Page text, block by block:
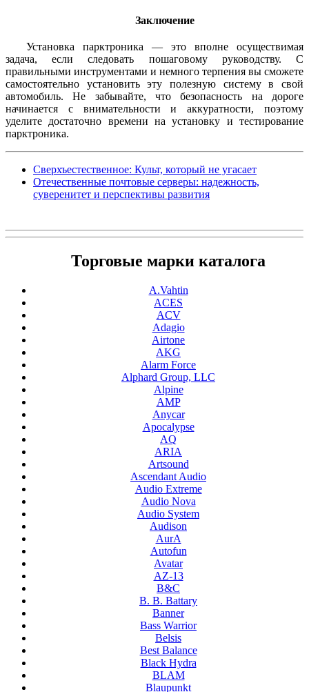
Заключение
Установка парктроника — это вполне осуществимая
задача, если следовать пошаговому руководству. С
правильными инструментами и немного терпения вы сможете
самостоятельно установить эту полезную систему в свой
автомобиль. Не забывайте, что безопасность на дороге
начинается с внимательности и аккуратности, поэтому
уделите достаточно времени на установку и тестирование
парктроника.
Сверхъестественное: Культ, который не угасает
Отечественные почтовые серверы: надежность,
суверенитет и перспективы развития
Торговые марки каталога
A.Vahtin
ACES
ACV
Adagio
Airtone
AKG
Alarm Force
Alphard Group, LLC
Alpine
AMP
Anycar
Apocalypse
AQ
ARIA
Artsound
Ascendant Audio
Audio Extreme
Audio Nova
Audio System
Audison
AurA
Autofun
Avatar
AZ-13
B&C
B. B. Battary
Banner
Bass Warrior
Belsis
Best Balance
Black Hydra
BLAM
Blaupunkt